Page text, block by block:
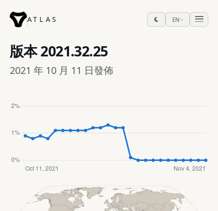
ATLAS EN
版本2021.32.25
2021 年 10 月 11 日發佈